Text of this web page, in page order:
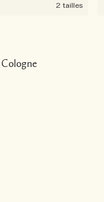
2 tailles